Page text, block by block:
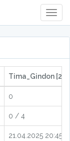
Tima_Gindon
0
0 / 4
21.04.2025 20:45:15